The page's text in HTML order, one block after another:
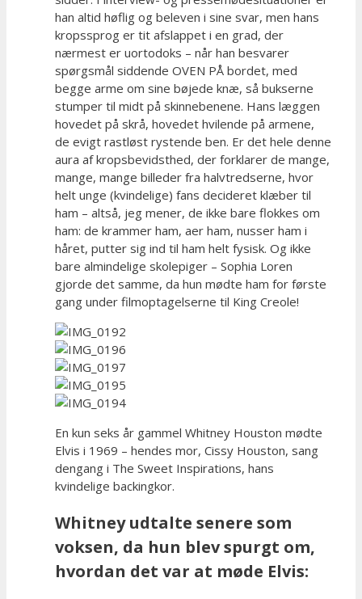
han altid høflig og beleven i sine svar, men hans
kropssprog er tit afslappet i en grad, der
nærmest er uortodoks – når han besvarer
spørgsmål siddende OVEN PÅ bordet, med
begge arme om sine bøjede knæ, så bukserne
stumper til midt på skinnebenene. Hans læggen
hovedet på skrå, hovedet hvilende på armene,
de evigt rastløst rystende ben. Er det hele denne
aura af kropsbevidsthed, der forklarer de mange,
mange, mange billeder fra halvtredserne, hvor
helt unge (kvindelige) fans decideret klæber til
ham – altså, jeg mener, de ikke bare flokkes om
ham: de krammer ham, aer ham, nusser ham i
håret, putter sig ind til ham helt fysisk. Og ikke
bare almindelige skolepiger – Sophia Loren
gjorde det samme, da hun mødte ham for første
gang under filmoptagelserne til King Creole!
En kun seks år gammel Whitney Houston mødte
Elvis i 1969 – hendes mor, Cissy Houston, sang
dengang i The Sweet Inspirations, hans
kvindelige backingkor.
Whitney udtalte senere som
voksen, da hun blev spurgt om,
hvordan det var at møde Elvis: